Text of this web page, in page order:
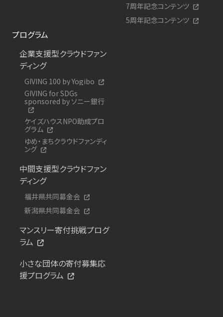
7周年記念コンテンツ
5周年記念コンテンツ
プログラム
企業支援型クラウドファン
ディング
GIVING 100 by Yogibo
GIVING for SDGs
sponsored by ソニー銀行
ケイズハウスNPO助成プロ
グラム
ゆめ・まちクラウドファンディ
ング
中間支援型クラウドファン
ディング
福井県共同募金会
新潟県共同募金会
マンスリー寄付挑戦プログ
ラム
小さな団体の寄付募集応
援プログラム